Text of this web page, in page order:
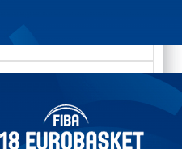
EuroBasket 2026,